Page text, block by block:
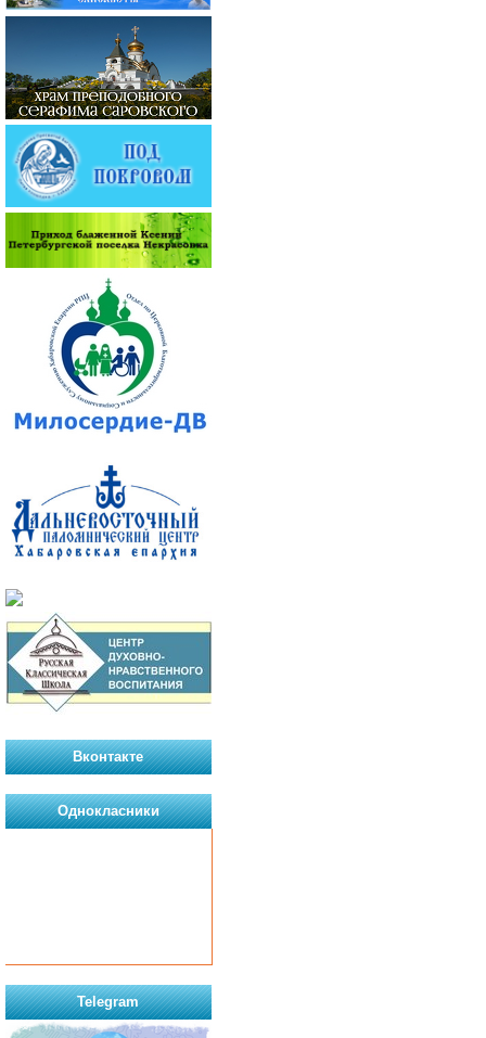
Вконтакте
Однокласники
Telegram